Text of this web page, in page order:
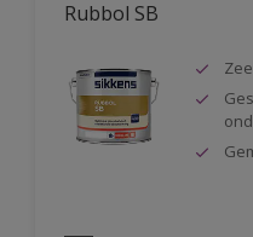
Rubbol SB